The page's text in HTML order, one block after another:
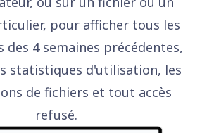
pour afficher tous les
des 4 semaines précédentes,
statistiques d'utilisation, les
de fichiers et tout accès
refusé.